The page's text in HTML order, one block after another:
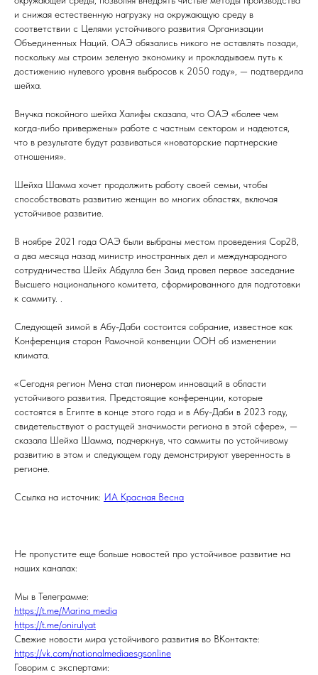
и снижая естественную нагрузку на окружающую среду в
соответствии с Целями устойчивого развития Организации
Объединенных Наций. ОАЭ обязались никого не оставлять позади,
поскольку мы строим зеленую экономику и прокладываем путь к
достижению нулевого уровня выбросов к 2050 году», — подтвердила
шейха.
Внучка покойного шейха Халифы сказала, что ОАЭ «более чем
когда-либо привержены» работе с частным сектором и надеются,
что в результате будут развиваться «новаторские партнерские
отношения».
Шейха Шамма хочет продолжить работу своей семьи, чтобы
способствовать развитию женщин во многих областях, включая
устойчивое развитие.
В ноябре 2021 года ОАЭ были выбраны местом проведения Cop28,
а два месяца назад министр иностранных дел и международного
сотрудничества Шейх Абдулла бен Заид провел первое заседание
Высшего национального комитета, сформированного для подготовки
к саммиту. .
Следующей зимой в Абу-Даби состоится собрание, известное как
Конференция сторон Рамочной конвенции ООН об изменении
климата.
«Сегодня регион Мена стал пионером инноваций в области
устойчивого развития. Предстоящие конференции, которые
состоятся в Египте в конце этого года и в Абу-Даби в 2023 году,
свидетельствуют о растущей значимости региона в этой сфере», —
сказала Шейха Шамма, подчеркнув, что саммиты по устойчивому
развитию в этом и следующем году демонстрируют уверенность в
регионе.
Ссылка на источник: ИА Красная Весна
Не пропустите еще больше новостей про устойчивое развитие на
наших каналах:
Мы в Телеграмме:
https://t.me/Marina_media
https://t.me/onirulyat
Свежие новости мира устойчивого развития во ВКонтакте:
https://vk.com/nationalmediaesgsonline
Говорим с экспертами: